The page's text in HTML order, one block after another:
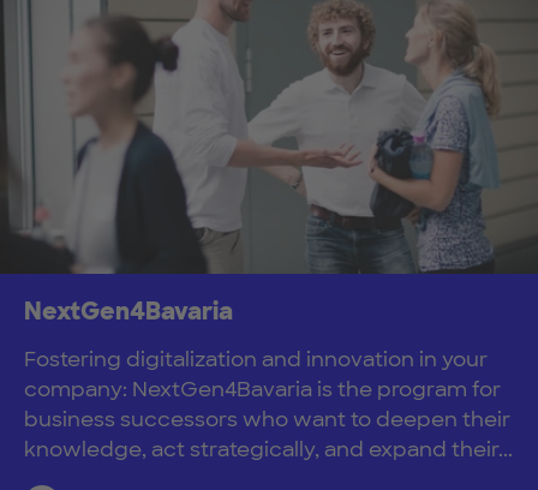
NextGen4Bavaria
Fostering digitalization and innovation in your
company: NextGen4Bavaria is the program for
business successors who want to deepen their
knowledge, act strategically, and expand their...